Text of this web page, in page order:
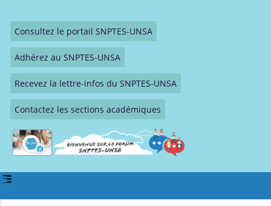
Consultez le portail SNPTES-UNSA
Adhérez au SNPTES-UNSA
Recevez la lettre-infos du SNPTES-UNSA
Contactez les sections académiques